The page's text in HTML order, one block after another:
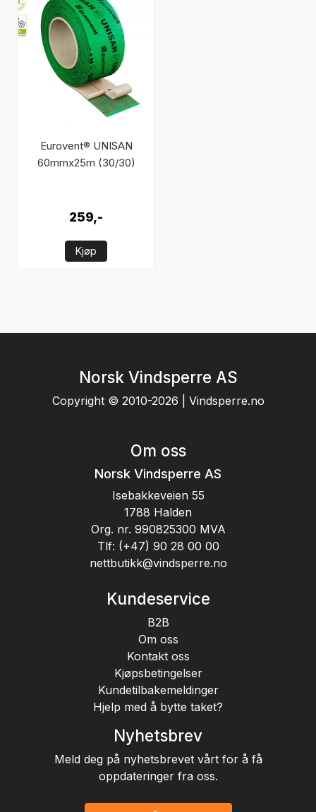
Eurovent® UNISAN
60mmx25m (30/30)
259,-
Kjøp
Norsk Vindsperre AS
Copyright © 2010-2026 | Vindsperre.no
Om oss
Norsk Vindsperre AS
Isebakkeveien 55
1788 Halden
Org. nr. 990825300 MVA
Tlf: (+47) 90 28 00 00
nettbutikk@vindsperre.no
Kundeservice
B2B
Om oss
Kontakt oss
Kjøpsbetingelser
Kundetilbakemeldinger
Hjelp med å bytte taket?
Nyhetsbrev
Meld deg på nyhetsbrevet vårt for å få
oppdateringer fra oss.